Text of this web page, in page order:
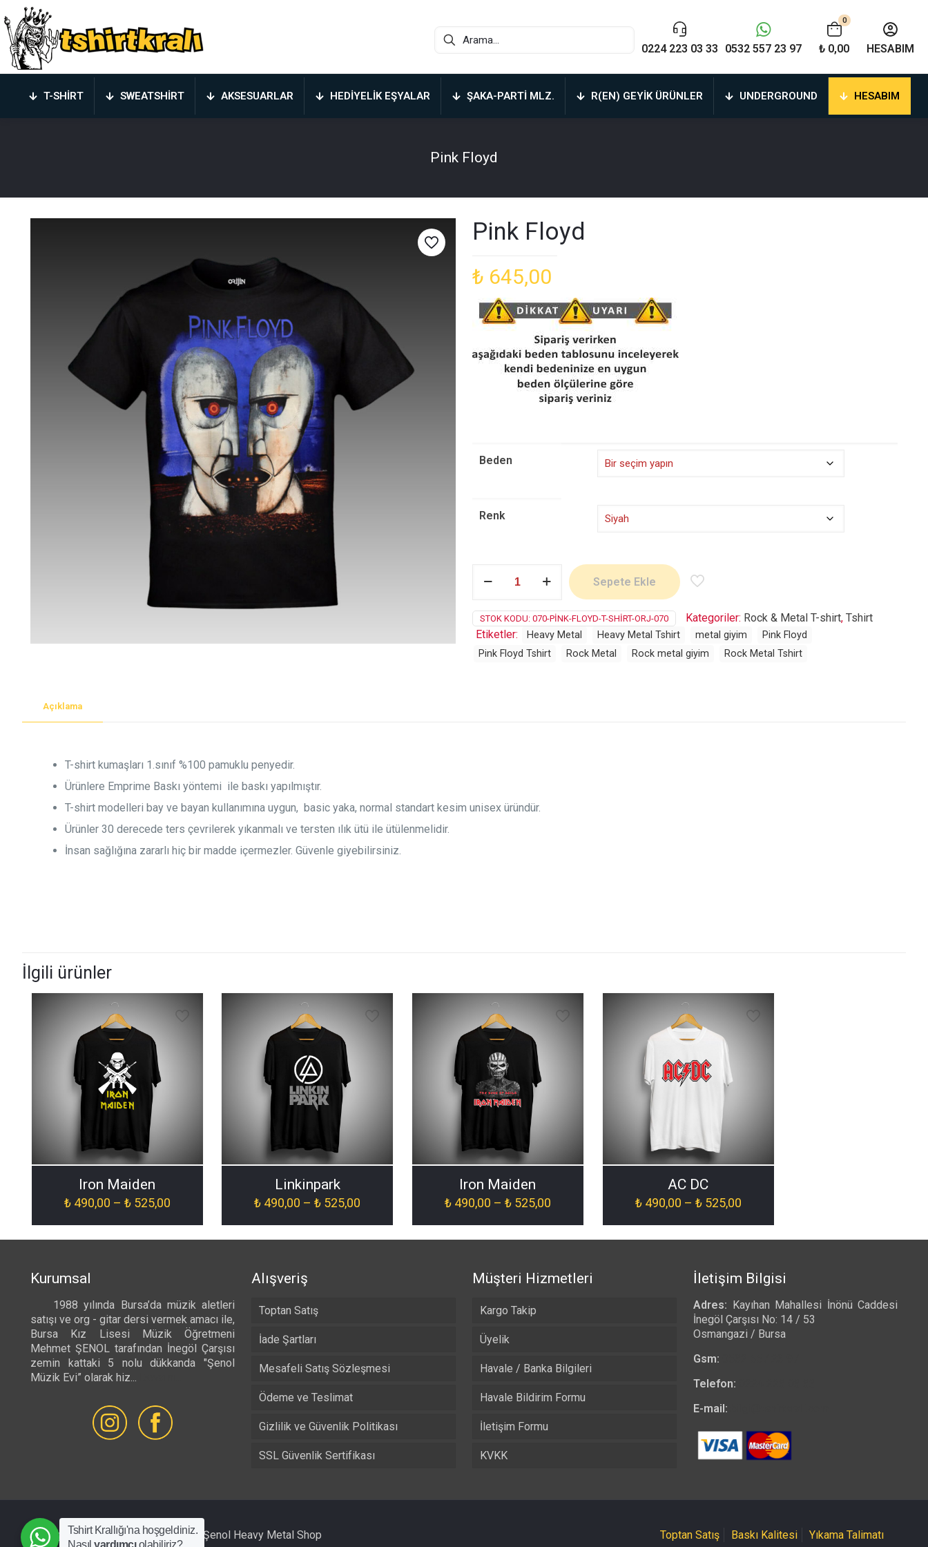
0224 223 03 33 0532 557 23 97
0
₺ 0,00 HESABIM
T-SHIRT SWEATSHIRT AKSESUARLAR HEDIYELIK EŞYALAR ŞAKA-PARTI MLZ. R(EN) GEYIK ÜRÜNLER UNDERGROUND HESABIM
Pink Floyd
Pink Floyd
₺ 645,00
Beden
Renk
Floyd
Sepete Ekle
STOK KODU: 070-PINK-FLOYD-T-SHIRT-ORJ-070 Kategoriler: Rock & Metal T-shirt, Tshirt
Etiketler:
Heavy Metal Heavy Metal Tshirt metal giyim
Pink Floyd
Pink Floyd Tshirt
Rock Metal Rock metal giyim Rock Metal Tshirt
Açıklama
T-shirt kumaşları 1.sınıf %100 pamuklu penyedir.
Ürünlere Emprime Baskı yöntemi ile baskı yapılmıştır.
T-shirt modelleri bay ve bayan kullanımına uygun, basic yaka, normal standart kesim unisex üründür.
Ürünler 30 derecede ters çevrilerek yıkanmalı ve tersten ılık ütü ile ütülenmelidir.
İnsan sağlığına zararlı hiç bir madde içermezler. Güvenle giyebilirsiniz.
İlgili ürünler
Iron Maiden
₺490,00 – ₺525,00Fiyat
Linkinpark
₺ 490,00 –₺ 525,00
Iron Maiden
₺490,00 – ₺525,00Fiyat
AC DC
₺490,00 – ₺525,00Fiyat
Kurumsal
1988 yılında Bursa’da müzik aletleri
satışı ve org - gitar dersi vermek amacı ile,
Bursa Kız Lisesi Müzik Öğretmeni
Mehmet ŞENOL tarafından İnegöl Çarşısı
zemin kattaki 5 nolu dükkanda "Şenol
Müzik Evi” olarak hiz...
Alışveriş
Toptan Satış
İade Şartları
Mesafeli Satış Sözleşmesi
Ödeme ve Teslimat
Gizlilik ve Güvenlik Politikası
SSL Güvenlik Sertifikası
Müşteri Hizmetleri
Kargo Takip
Üyelik
Havale / Banka Bilgileri
Havale Bildirim Formu
İletişim Formu
KVKK
İletişim Bilgisi
Adres: Kayıhan Mahallesi İnönü Caddesi
İnegöl Çarşısı No: 14 / 53
Osmangazi / Bursa
Gsm:
Telefon:
E-mail:
All Rights Reserved © 1988 - 2026 Şenol Heavy Metal Shop
Toptan Satış Baskı Kalitesi Yıkama Talimatı
Tshirt Krallığı'na hoşgeldiniz.
Nasılyardımcıolabiliriz?